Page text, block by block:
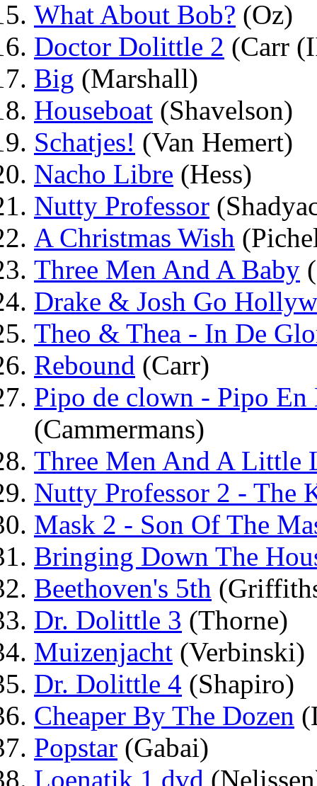
What About Bob? (Oz)
Doctor Dolittle 2 (Carr
Big (Marshall)
Houseboat (Shavelson)
Schatjes! (Van Hemert)
Nacho Libre (Hess)
Nutty Professor
A Christmas Wish
Three Men And A Baby
Drake & Josh Go
Theo & Thea - In De
Rebound (Carr)
Pipo de clown - Pipo En
(Cammermans)
Three Men And A Little
Nutty Professor 2 - The
Mask 2 - Son Of The
Bringing Down The
Beethoven's 5th
Dr. Dolittle 3 (Thorne)
Muizenjacht (Verbinski)
Dr. Dolittle 4 (Shapiro)
Cheaper By The Dozen
Popstar (Gabai)
Loenatik 1 dvd